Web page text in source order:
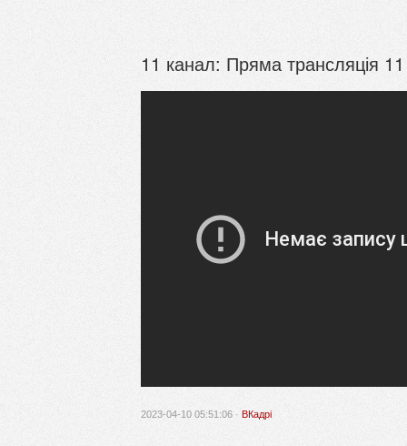
11 канал: Пряма трансляція
2023-04-10 05:51:06 · ВКадрі